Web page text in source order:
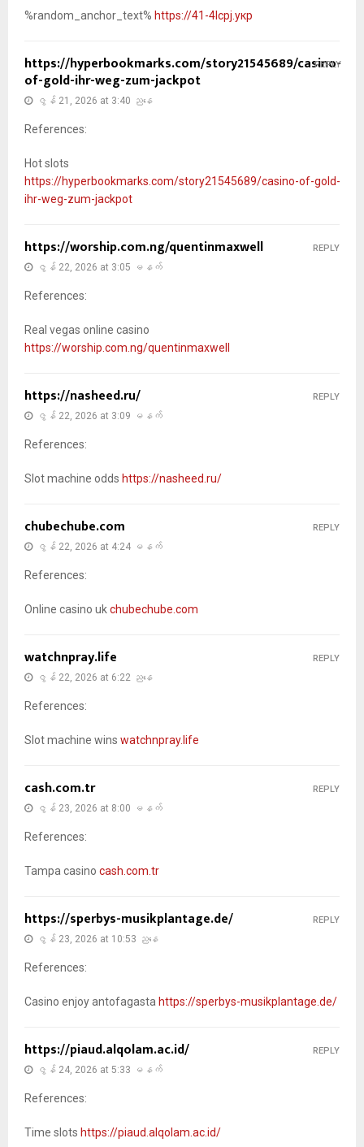
%random_anchor_text% https://41-4lcpj.укр
https://hyperbookmarks.com/story21545689/casino-
of-gold-ihr-weg-zum-jackpot
ဇွန် 21, 2026 at 3:40 ညနေ
References:
Hot slots
https://hyperbookmarks.com/story21545689/casino-of-gold-
ihr-weg-zum-jackpot
REPLY
https://worship.com.ng/quentinmaxwell
ဇွန် 22, 2026 at 3:05 မနက်
References:
Real vegas online casino
https://worship.com.ng/quentinmaxwell
REPLY
https://nasheed.ru/
ဇွန် 22, 2026 at 3:09 မနက်
References:
Slot machine odds https://nasheed.ru/
REPLY
chubechube.com
ဇွန် 22, 2026 at 4:24 မနက်
References:
Online casino ukchubechube.com
REPLY
watchnpray.life
ဇွန် 22, 2026 at 6:22 ညနေ
References:
Slot machine wins watchnpray.life
REPLY
cash.com.tr
ဇွန် 23, 2026 at 8:00 မနက်
References:
Tampa casino cash.com.tr
REPLY
https://sperbys-musikplantage.de/
ဇွန် 23, 2026 at 10:53 ညနေ
References:
Casino enjoy antofagasta https://sperbys-musikplantage.de/
REPLY
https://piaud.alqolam.ac.id/
ဇွန် 24, 2026 at 5:33 မနက်
References:
Time slots https://piaud.alqolam.ac.id/
REPLY